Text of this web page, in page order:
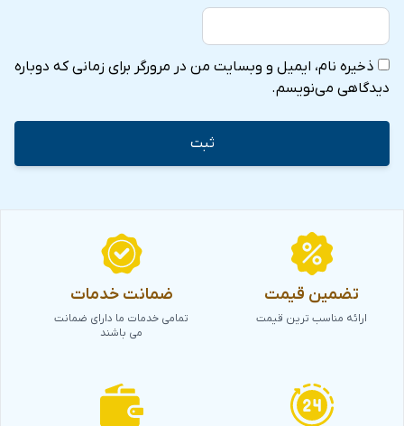
ذخیره نام، ایمیل و وبسایت من در مرورگر برای زمانی که دوباره
دیدگاهی می‌نویسم.
تضمین قیمت
ارائه مناسب ترین قیمت
ضمانت خدمات
تمامی خدمات ما دارای ضمانت
می باشند